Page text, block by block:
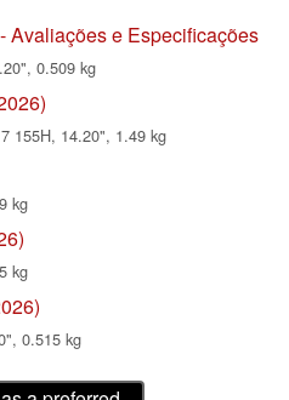
Avaliações e Especificações
0.509 kg
155H, 14.20", 1.49 kg
kg
kg
0.515 kg